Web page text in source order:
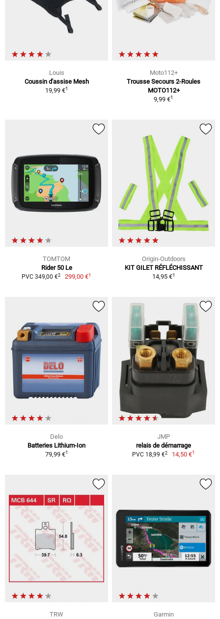
Louis
Coussin d'assise Mesh
19,99 €1
Moto112+
Trousse Secours 2-Roules
MOTO112+
9,99 €1
TOMTOM
Rider 50 Le
PVC 349,00 €2 299,00 €1
Origin-Outdoors
KIT GILET RÉFLÉCHISSANT
14,95 €1
Delo
Batteries Lithium-Ion
79,99 €1
JMP
relais de démarrage
PVC 18,99 €2 14,50 €1
TRW Garmin